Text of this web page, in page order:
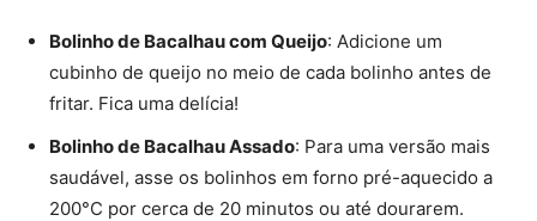
Bolinho de Bacalhau com Queijo: Adicione um
cubinho de queijo no meio de cada bolinho antes de
fritar. Fica uma delícia!
Bolinho de Bacalhau Assado: Para uma versão mais
saudável, asse os bolinhos em forno pré-aquecido a
200°C por cerca de 20 minutos ou até dourarem.